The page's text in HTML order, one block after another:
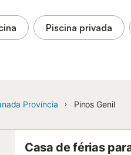
Piscina privada
Província Pinos Genil
Casa de férias